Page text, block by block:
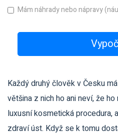
Mám náhrady nebo nápravy
Každý druhý člověk v Česku
většina z nich ho ani neví, že
luxusní kosmetická procedura,
zdraví úst. Když se k tomu